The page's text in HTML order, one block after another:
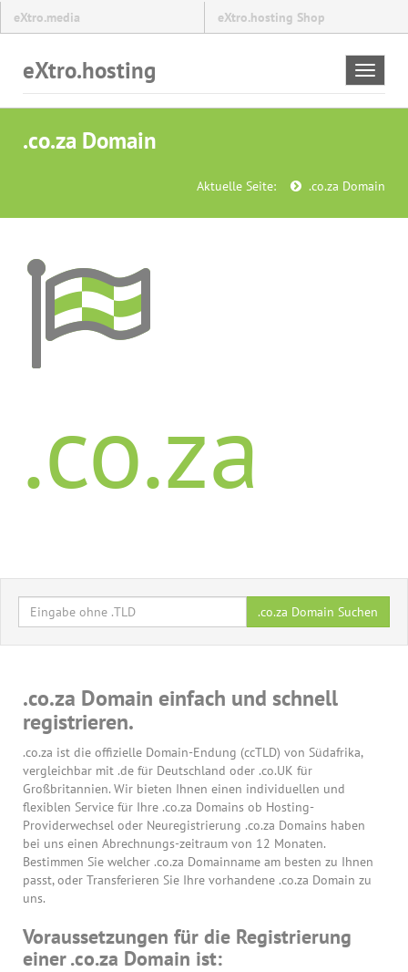
eXtro.media eXtro.hosting Shop
Toggle
eXtro.hosting
.co.za Domain
Aktuelle Seite: .co.za Domain
.co.za
.co.za Domain Suchen
.co.za Domain einfach und schnell
registrieren.
.co.za ist die offizielle Domain-Endung (ccTLD) von Südafrika,
vergleichbar mit .de für Deutschland oder .co.UK für
Großbritannien. Wir bieten Ihnen einen individuellen und
flexiblen Service für Ihre .co.za Domains ob Hosting-
Providerwechsel oder Neuregistrierung .co.za Domains haben
bei uns einen Abrechnungs-zeitraum von 12 Monaten.
Bestimmen Sie welcher .co.za Domainname am besten zu Ihnen
passt, oder Transferieren Sie Ihre vorhandene .co.za Domain zu
uns.
Voraussetzungen für die Registrierung
einer .co.za Domain ist: